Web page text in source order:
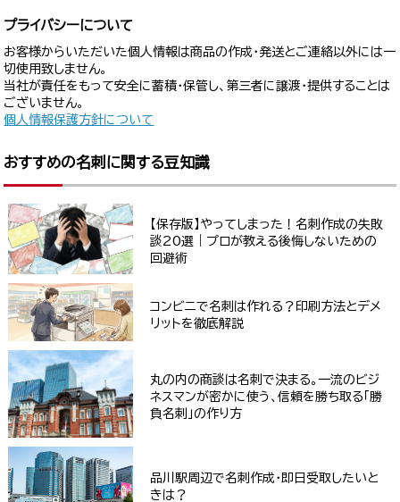
プライバシーについて
お客様からいただいた個人情報は商品の作成・発送とご連絡以外には一
切使用致しません。
当社が責任をもって安全に蓄積・保管し、第三者に譲渡・提供することは
ございません。
個人情報保護方針について
おすすめの名刺に関する豆知識
【保存版】やってしまった！名刺作成の失敗
談20選｜プロが教える後悔しないための
回避術
コンビニで名刺は作れる？印刷方法とデメ
リットを徹底解説
丸の内の商談は名刺で決まる。一流のビジ
ネスマンが密かに使う、信頼を勝ち取る「勝
負名刺」の作り方
品川駅周辺で名刺作成・即日受取したいと
きは？